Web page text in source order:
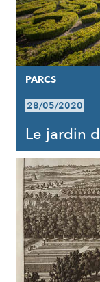
PARCS
28/05/2020
Le jardin